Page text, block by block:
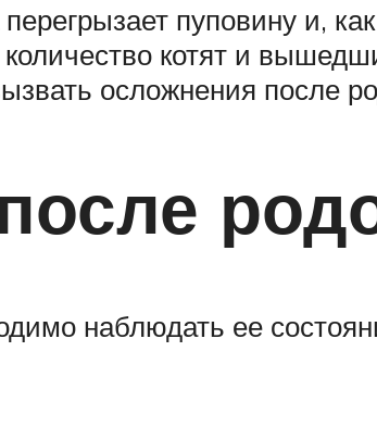
пуповину и,
котят и
осложнения после
наблюдать ее